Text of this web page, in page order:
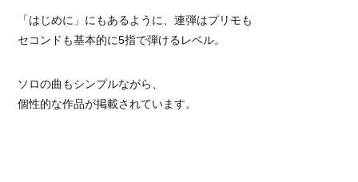
「はじめに」にもあるように、連弾はプリモも
セコンドも基本的に5指で弾けるレベル。
ソロの曲もシンプルながら、
個性的な作品が掲載されています。